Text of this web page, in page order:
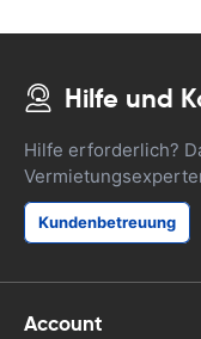
Hilfe und
Hilfe erforderlich?
Kundenbetreuung
Account